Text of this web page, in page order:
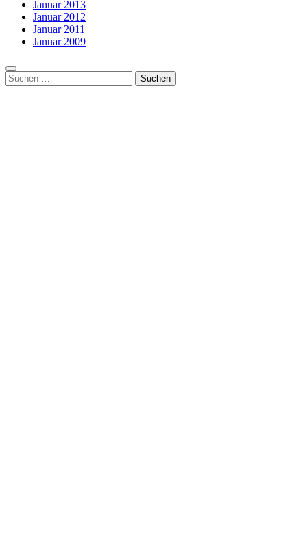
Januar 2013
Januar 2012
Januar 2011
Januar 2009
Suchen
nach: